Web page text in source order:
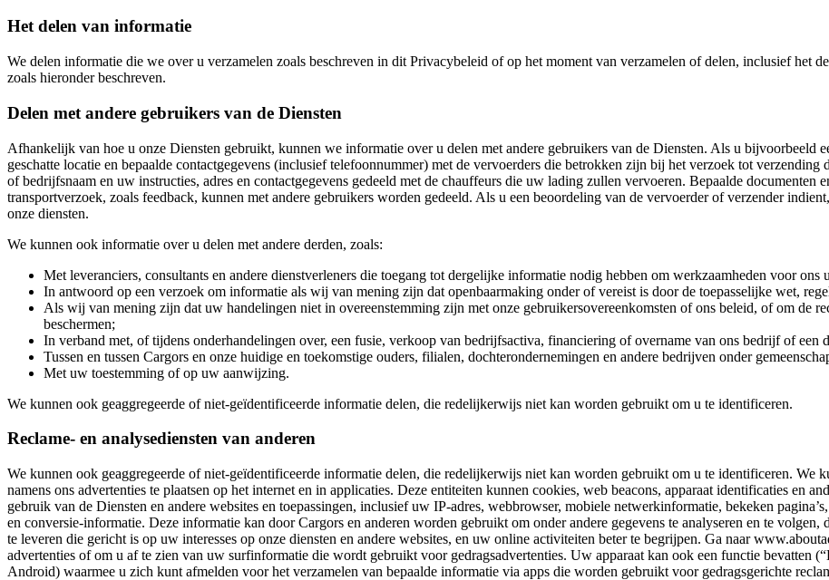
Het delen van informatie
We delen informatie die we over u verzamelen zoals beschreven in dit Privacybeleid of op het moment van verzamelen of delen, inclusief het
zoals hieronder beschreven.
Delen met andere gebruikers van de Diensten
Afhankelijk van hoe u onze Diensten gebruikt, kunnen we informatie over u delen met andere gebruikers van de Diensten. Als u bijvoorbeeld
geschatte locatie en bepaalde contactgegevens (inclusief telefoonnummer) met de vervoerders die betrokken zijn bij het verzoek tot
of bedrijfsnaam en uw instructies, adres en contactgegevens gedeeld met de chauffeurs die uw lading zullen vervoeren. Bepaalde documenten
transportverzoek, zoals feedback, kunnen met andere gebruikers worden gedeeld. Als u een beoordeling van de vervoerder of verzender
onze diensten.
We kunnen ook informatie over u delen met andere derden, zoals:
Met leveranciers, consultants en andere dienstverleners die toegang tot dergelijke informatie nodig hebben om werkzaamheden voor ons
In antwoord op een verzoek om informatie als wij van mening zijn dat openbaarmaking onder of vereist is door de toepasselijke wet,
Als wij van mening zijn dat uw handelingen niet in overeenstemming zijn met onze gebruikersovereenkomsten of ons beleid, of om de
beschermen;
In verband met, of tijdens onderhandelingen over, een fusie, verkoop van bedrijfsactiva, financiering of overname van ons bedrijf of een
Tussen en tussen Cargors en onze huidige en toekomstige ouders, filialen, dochterondernemingen en andere bedrijven onder
Met uw toestemming of op uw aanwijzing.
We kunnen ook geaggregeerde of niet-geïdentificeerde informatie delen, die redelijkerwijs niet kan worden gebruikt om u te identificeren.
Reclame- en analysediensten van anderen
We kunnen ook geaggregeerde of niet-geïdentificeerde informatie delen, die redelijkerwijs niet kan worden gebruikt om u te identificeren. We
namens ons advertenties te plaatsen op het internet en in applicaties. Deze entiteiten kunnen cookies, web beacons, apparaat identificaties en
gebruik van de Diensten en andere websites en toepassingen, inclusief uw IP-adres, webbrowser, mobiele netwerkinformatie, bekeken
en conversie-informatie. Deze informatie kan door Cargors en anderen worden gebruikt om onder andere gegevens te analyseren en te
te leveren die gericht is op uw interesses op onze diensten en andere websites, en uw online activiteiten beter te begrijpen. Ga naar
advertenties of om u af te zien van uw surfinformatie die wordt gebruikt voor gedragsadvertenties. Uw apparaat kan ook een functie bevatten
Android) waarmee u zich kunt afmelden voor het verzamelen van bepaalde informatie via apps die worden gebruikt voor gedragsgerichte